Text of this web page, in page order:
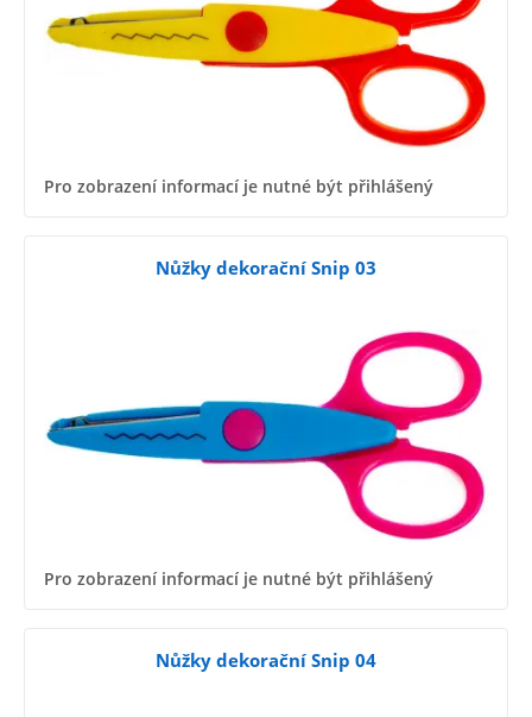
Pro zobrazení informací je nutné být přihlášený
Nůžky dekorační Snip 03
Pro zobrazení informací je nutné být přihlášený
Nůžky dekorační Snip 04